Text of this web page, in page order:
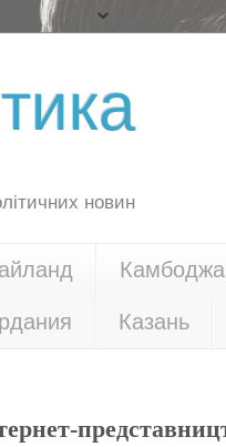
новин
Камбоджа
Казань